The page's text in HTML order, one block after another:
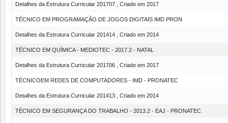
Detalhes da Estrutura Curricular 201707 , Criado em 2017
TÉCNICO EM PROGRAMAÇÃO DE JOGOS DIGITAIS IMD PRON
Detalhes da Estrutura Curricular 201414 , Criado em 2014
TÉCNICO EM QUÍMICA - MEDIOTEC - 2017.2 - NATAL
Detalhes da Estrutura Curricular 201706 , Criado em 2017
TÉCNICOEM REDES DE COMPUTADORES - IMD - PRONATEC
Detalhes da Estrutura Curricular 201413 , Criado em 2014
TÉCNICO EM SEGURANÇA DO TRABALHO - 2013.2 - EAJ - PRONATEC